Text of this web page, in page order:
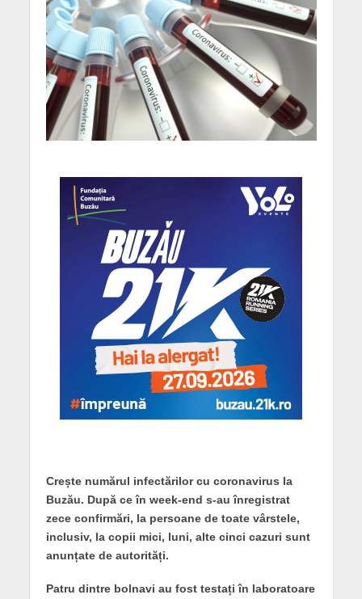
Crește numărul infectărilor cu coronavirus la
Buzău. După ce în week-end s-au înregistrat
zece confirmări, la persoane de toate vârstele,
inclusiv, la copii mici, luni, alte cinci cazuri sunt
anunțate de autorități.
Patru dintre bolnavi au fost testați în laboratoare